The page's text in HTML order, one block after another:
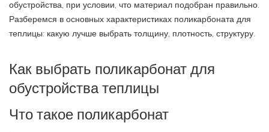
обустройства, при условии, что материал подобран правильно.
Разберемся в основных характеристиках поликарбоната для
теплицы: какую лучше выбрать толщину, плотность, структуру.
Как выбрать поликарбонат для
обустройства теплицы
Что такое поликарбонат